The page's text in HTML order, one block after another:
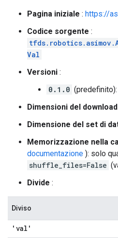
Pagina iniziale : https://
Codice sorgente :
Val
Versioni :
0.1.0
Dimensioni del download
Dimensione del set di
Memorizzazione nella
documentazione ): solo
shuffle_files=False
Divide :
Diviso
'val'